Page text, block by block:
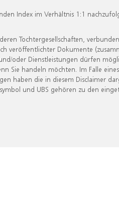
Index im Verhältnis 1:1
Tochtergesellschaften,
veröffentlichter Dokumente
oder Dienstleistungen dürfen
Sie handeln möchten. Im Falle eines
haben die in diesem Disclaimer
und UBS gehören zu den